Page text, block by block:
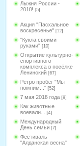
Лыжня России -
2018! [5]
Акция "Пасхальное
воскресенье" [12]
"Кукла своими
руками" [10]
Открытие культурно-
спортивного
комплекса в посёлке
Ленинский [67]
Ретро пробег "Мы
помним..." [52]
7 мая 2018 года [9]
Как животные
воевали...
[4]
Международный
День семьи [7]
Фестиваль
"Алданская весна"